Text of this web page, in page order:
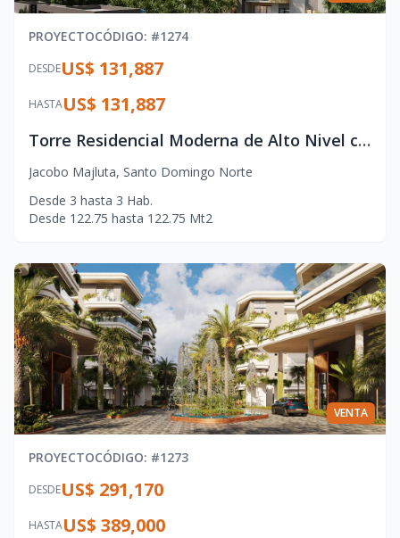
PROYECTOCÓDIGO: #1274
DESDEUS$ 131,887
HASTAUS$ 131,887
Torre Residencial Moderna de Alto Nivel con Amenidades Premium
Jacobo Majluta, Santo Domingo Norte
Desde 3 hasta 3 Hab.
Desde 122.75 hasta 122.75 Mt2
VENTA
PROYECTOCÓDIGO: #1273
DESDEUS$ 291,170
HASTAUS$ 389,000